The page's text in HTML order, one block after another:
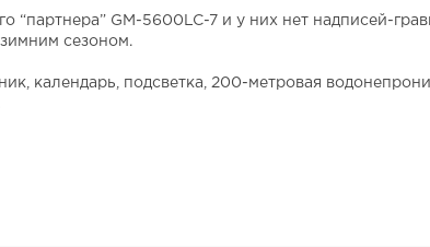
“партнера” GM-5600LC-7 и у них нет надписей-
сезоном.
календарь, подсветка, 200-метровая